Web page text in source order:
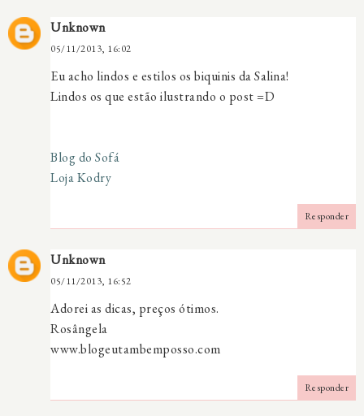
Unknown
05/11/2013, 16:02
Eu acho lindos e estilos os biquinis da Salina!
Lindos os que estão ilustrando o post =D
Blog do Sofá
Loja Kodry
Responder
Unknown
05/11/2013, 16:52
Adorei as dicas, preços ótimos.
Rosângela
www.blogeutambemposso.com
Responder